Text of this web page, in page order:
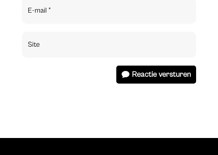
Reactie versturen